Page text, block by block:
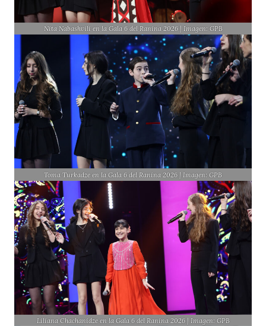
Nita Nabashvili en la Gala 6 del Ranina 2026 | Imagen: GPB
Toma Turkadze en la Gala 6 del Ranina 2026 | Imagen: GPB
Liliana Chachanidze en la Gala 6 del Ranina 2026 | Imagen: GPB